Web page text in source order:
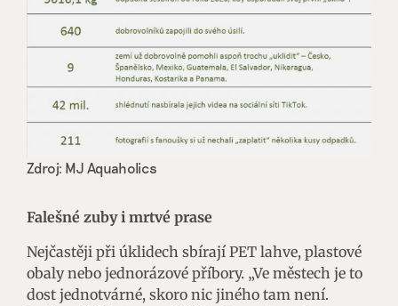
Zdroj: MJ Aquaholics
Falešné zuby i mrtvé prase
Nejčastěji při úklidech sbírají PET lahve, plastové
obaly nebo jednorázové příbory. „Ve městech je to
dost jednotvárné, skoro nic jiného tam není.